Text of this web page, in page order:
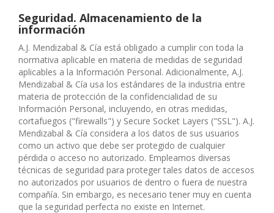
Seguridad. Almacenamiento de la
información
A.J. Mendizabal & Cía está obligado a cumplir con toda la
normativa aplicable en materia de medidas de seguridad
aplicables a la Información Personal. Adicionalmente, A.J.
Mendizabal & Cía usa los estándares de la industria entre
materia de protección de la confidencialidad de su
Información Personal, incluyendo, en otras medidas,
cortafuegos ("firewalls") y Secure Socket Layers ("SSL"). A.J.
Mendizabal & Cía considera a los datos de sus usuarios
como un activo que debe ser protegido de cualquier
pérdida o acceso no autorizado. Empleamos diversas
técnicas de seguridad para proteger tales datos de accesos
no autorizados por usuarios de dentro o fuera de nuestra
compañía. Sin embargo, es necesario tener muy en cuenta
que la seguridad perfecta no existe en Internet.